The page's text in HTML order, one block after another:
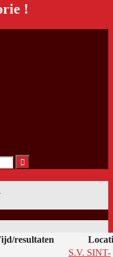
!
resultaten
S.V. SINT-